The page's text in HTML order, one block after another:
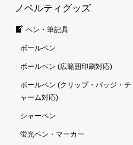
ノベルティグッズ
ペン・筆記具
ボールペン
ボールペン (広範囲印刷対応)
ボールペン (クリップ・バッジ・チ
ャーム対応)
シャーペン
蛍光ペン・マーカー